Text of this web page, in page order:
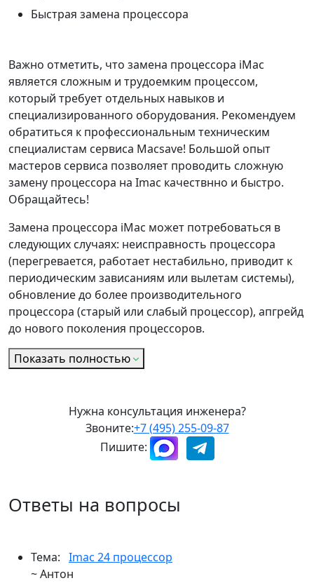
Быстрая замена процессора
Важно отметить, что замена процессора iMac
является сложным и трудоемким процессом,
который требует отдельных навыков и
специализированного оборудования. Рекомендуем
обратиться к профессиональным техническим
специалистам сервиса Macsave! Большой опыт
мастеров сервиса позволяет проводить сложную
замену процессора на Imac качествнно и быстро.
Обращайтесь!
Замена процессора iMac может потребоваться в
следующих случаях: неисправность процессора
(перегревается, работает нестабильно, приводит к
периодическим зависаниям или вылетам системы),
обновление до более производительного
процессора (старый или слабый процессор), апгрейд
до нового поколения процессоров.
Показать полностью
Нужна консультация инженера?
Звоните:+7 (495) 255-09-87
Пишите:
Ответы на вопросы
Тема: Imac 24 процессор
~ Антон